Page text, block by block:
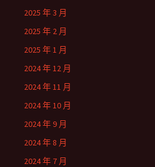
2025 年 3 月
2025 年 2 月
2025 年 1 月
2024 年 12 月
2024 年 11 月
2024 年 10 月
2024 年 9 月
2024 年 8 月
2024 年 7 月